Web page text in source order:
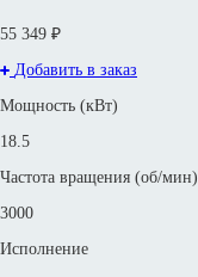
55 349 ₽
Добавить в заказ
Мощность (кВт)
18.5
Частота вращения (об/мин)
3000
Исполнение